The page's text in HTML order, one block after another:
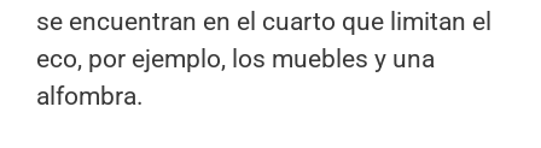
se encuentran en el cuarto que limitan el
eco, por ejemplo, los muebles y una
alfombra.